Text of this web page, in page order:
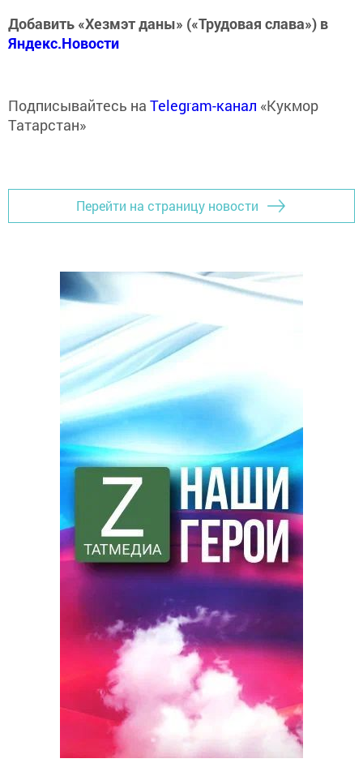
Добавить «Хезмэт даны» («Трудовая слава») в
Яндекс.Новости
Подписывайтесь на Telegram-канал «Кукмор
Татарстан»
Перейти на страницу новости